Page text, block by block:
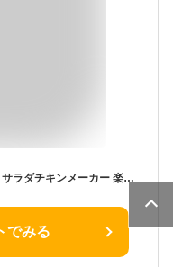
特典付き！ PRISMATE/プリズメイト 【 サラダチキンメーカー 楽しく使えるレシピブック付 】 PR-SK023 サラダチキン キッチン家電 料理 調理 鍋 電気鍋 低温調理器 家電 おしゃれ レッド ネイビー ライトベージュ ギフト プレゼント 母の日
でみる